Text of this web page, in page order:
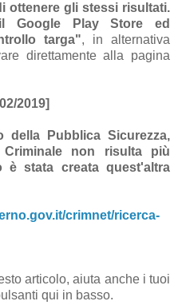
ottenere gli stessi risultati.
Google Play Store ed
targa", in alternativa
direttamente alla pagina
2019]
della Pubblica Sicurezza,
Criminale non risulta più
è stata creata quest'altra
crimnet/ricerca-
articolo, aiuta anche i tuoi
qui in basso.